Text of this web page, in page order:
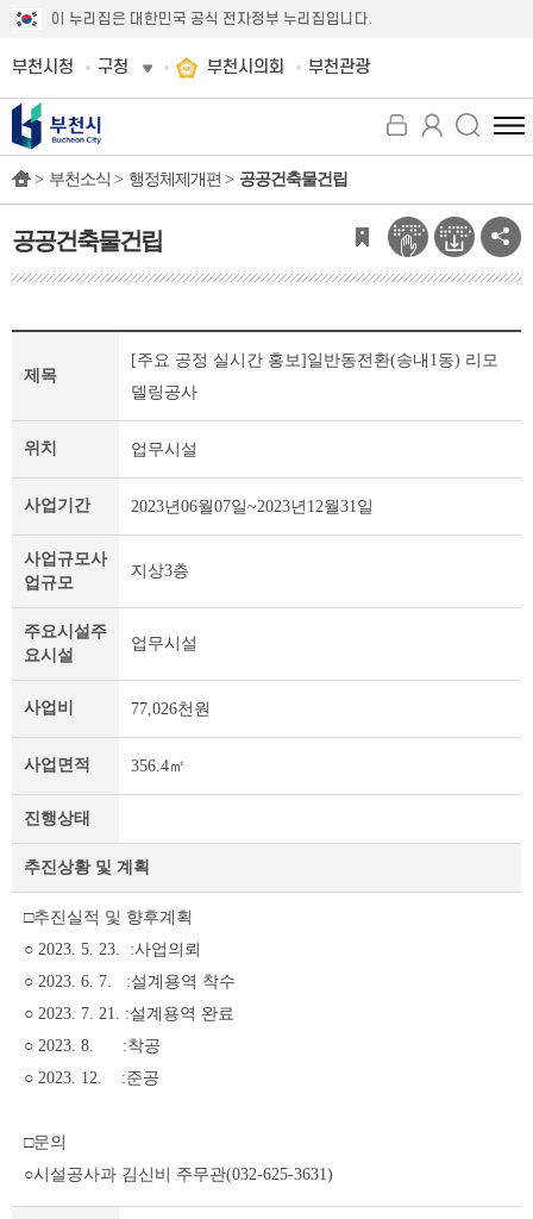
이 누리집은 대한민국 공식 전자정부 누리집입니다.
부천시청 구청 부천시의회 부천관광
전
체
뉴
보
기
> 부천소식 > 행정체제개편 > 공공건축물건립
공공건축물건립
공
립
개
인
정
보
및
제
목
제목
[주요 공정 실시간 홍보]일반동전환(송내1동) 리모
델링공사
위치 업무시설
사업기간 2023년06월07일~2023년12월31일
사업규모사
업규모
지상3층
주요시설 주
요시설
업무시설
사업비 77,026천원
사업면적 356.4㎡
진행상태
추진상황 및 계획
□추진실적 및 향후계획
○ 2023. 5. 23. :사업의뢰
○ 2023. 6. 7. :설계용역 착수
○ 2023. 7. 21. :설계용역 완료
○ 2023. 8. :착공
○ 2023. 12. :준공
□문의
○시설공사과 김신비 주무관(032-625-3631)